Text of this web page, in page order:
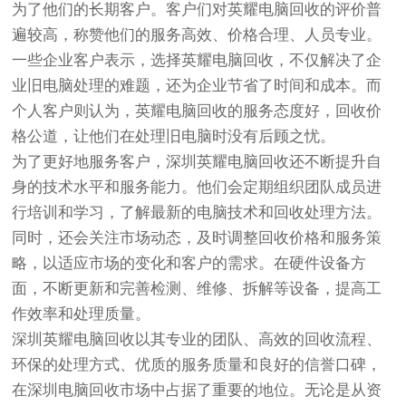
为了他们的长期客户。客户们对英耀电脑回收的评价普
遍较高，称赞他们的服务高效、价格合理、人员专业。
一些企业客户表示，选择英耀电脑回收，不仅解决了企
业旧电脑处理的难题，还为企业节省了时间和成本。而
个人客户则认为，英耀电脑回收的服务态度好，回收价
格公道，让他们在处理旧电脑时没有后顾之忧。
为了更好地服务客户，深圳英耀电脑回收还不断提升自
身的技术水平和服务能力。他们会定期组织团队成员进
行培训和学习，了解最新的电脑技术和回收处理方法。
同时，还会关注市场动态，及时调整回收价格和服务策
略，以适应市场的变化和客户的需求。在硬件设备方
面，不断更新和完善检测、维修、拆解等设备，提高工
作效率和处理质量。
深圳英耀电脑回收以其专业的团队、高效的回收流程、
环保的处理方式、优质的服务质量和良好的信誉口碑，
在深圳电脑回收市场中占据了重要的地位。无论是从资